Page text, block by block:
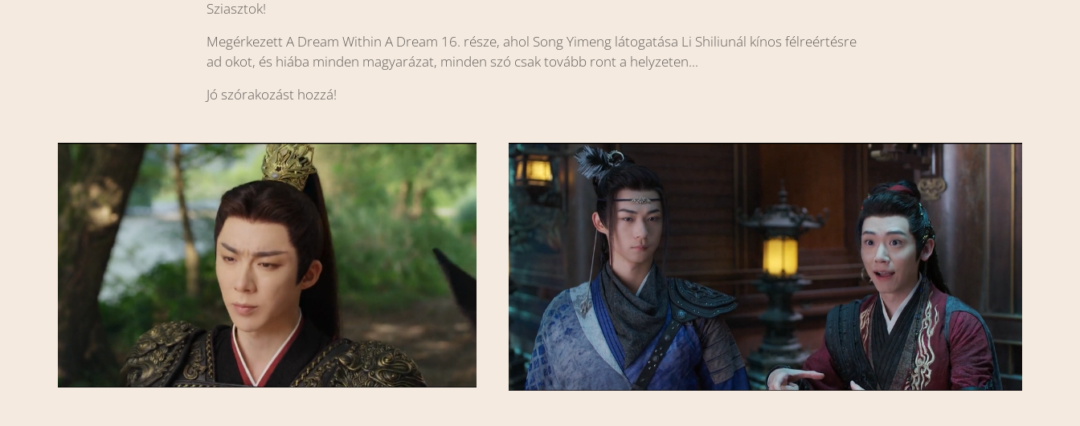
Sziasztok!
Megérkezett A Dream Within A Dream 16. része, ahol Song Yimeng látogatása Li Shiliunál kínos félreértésre
ad okot, és hiába minden magyarázat, minden szó csak tovább ront a helyzeten...
Jó szórakozást hozzá!